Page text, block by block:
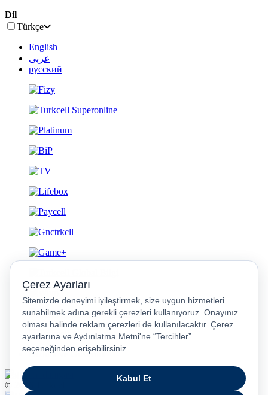
Dil
Türkçe
English
عربى
русский
Gizlilik ve Güvenlik
© 2026 Turkcell